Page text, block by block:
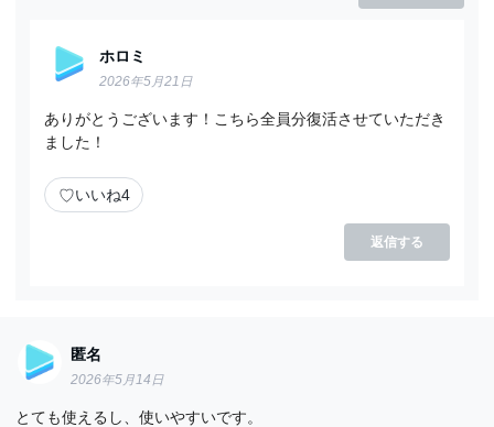
ホロミ
2026年5月21日
ありがとうございます！こちら全員分復活させていただき
ました！
♡いいね4
返信する
匿名
2026年5月14日
とても使えるし、使いやすいです。